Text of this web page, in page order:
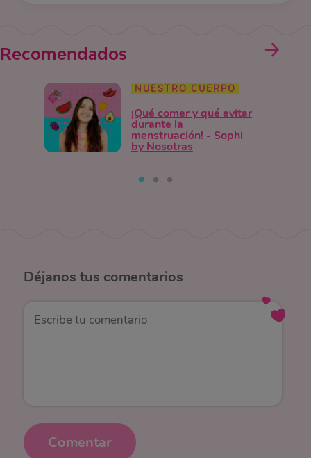
Recomendados
NUESTRO CUERPO
¡Qué comer y qué evitar
durante la
menstruación! - Sophi
by Nosotras
Déjanos tus comentarios
Comentar